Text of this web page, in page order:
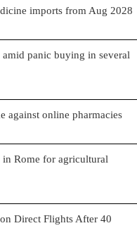
imports from Aug 2028
panic buying in several
against online pharmacies
Rome for agricultural
Direct Flights After 40